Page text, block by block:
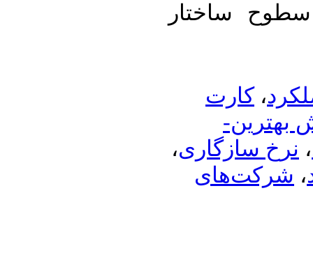
ساختار
، کارت
بهترین-
، نرخ سازگاری،
، شرکت‌های